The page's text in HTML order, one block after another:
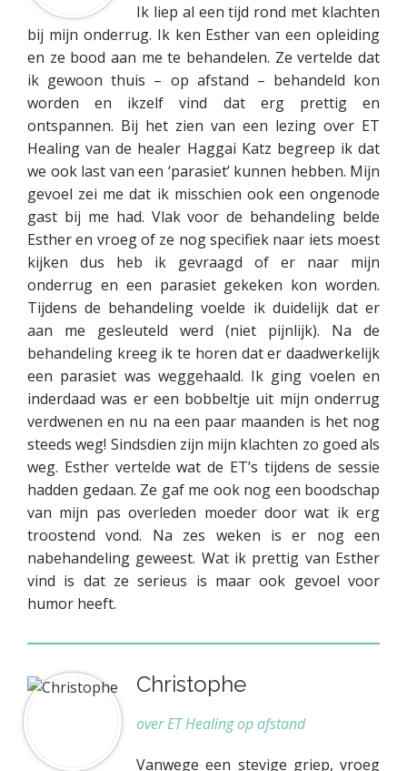
Ik liep al een tijd rond met klachten
bij mijn onderrug. Ik ken Esther van een opleiding
en ze bood aan me te behandelen. Ze vertelde dat
ik gewoon thuis – op afstand – behandeld kon
worden en ikzelf vind dat erg prettig en
ontspannen. Bij het zien van een lezing over ET
Healing van de healer Haggai Katz begreep ik dat
we ook last van een ‘parasiet’ kunnen hebben. Mijn
gevoel zei me dat ik misschien ook een ongenode
gast bij me had. Vlak voor de behandeling belde
Esther en vroeg of ze nog specifiek naar iets moest
kijken dus heb ik gevraagd of er naar mijn
onderrug en een parasiet gekeken kon worden.
Tijdens de behandeling voelde ik duidelijk dat er
aan me gesleuteld werd (niet pijnlijk). Na de
behandeling kreeg ik te horen dat er daadwerkelijk
een parasiet was weggehaald. Ik ging voelen en
inderdaad was er een bobbeltje uit mijn onderrug
verdwenen en nu na een paar maanden is het nog
steeds weg! Sindsdien zijn mijn klachten zo goed als
weg. Esther vertelde wat de ET’s tijdens de sessie
hadden gedaan. Ze gaf me ook nog een boodschap
van mijn pas overleden moeder door wat ik erg
troostend vond. Na zes weken is er nog een
nabehandeling geweest. Wat ik prettig van Esther
vind is dat ze serieus is maar ook gevoel voor
humor heeft.
Christophe
over ET Healing op afstand
Vanwege een stevige griep, vroeg